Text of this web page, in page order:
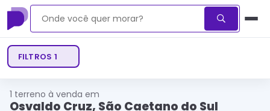
FILTROS 1
1 terreno à venda em
Osvaldo Cruz, São Caetano do Sul